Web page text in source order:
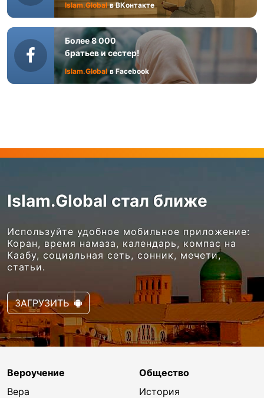
Islam.Global в ВКонтакте
Более 8 000
братьев и сестер!
Islam.Global в Facebook
Islam.Global стал ближе
Используйте удобное мобильное приложение:
Коран, время намаза, календарь, компас на
Каабу, социальная сеть, сонник, мечети,
статьи.
ЗАГРУЗИТЬ
Вероучение
Вера
Общество
История